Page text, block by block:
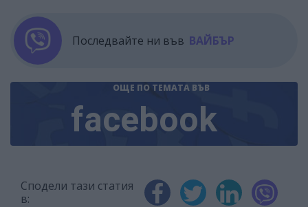
Последвайте ни във ВАЙБЪР
ОЩЕ ПО ТЕМАТА ВЪВ
facebook
Сподели тази статия
в: